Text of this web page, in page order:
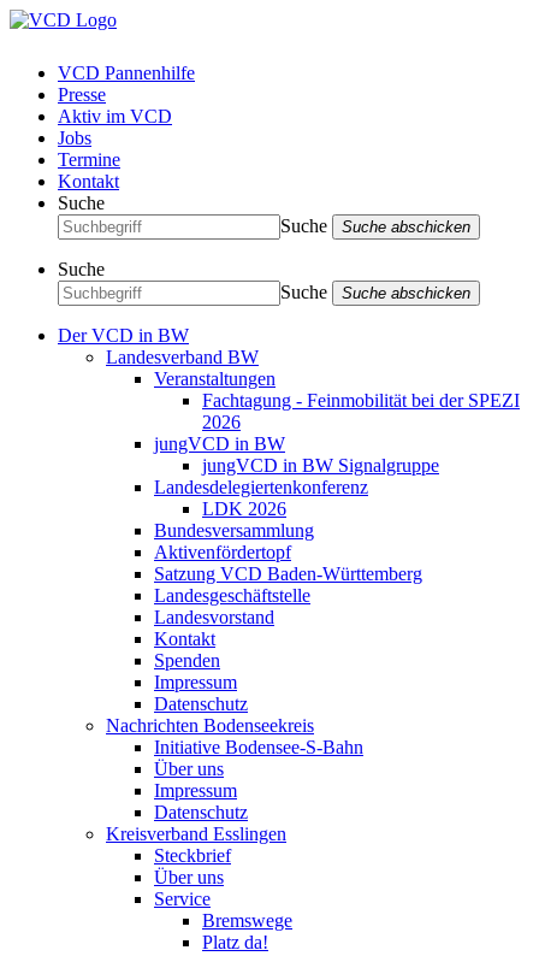
VCD Pannenhilfe
Presse
Aktiv im VCD
Jobs
Termine
Kontakt
Suche
Suche
Suche abschicken
Suche
Suche
Suche abschicken
Der VCD in BW
Landesverband BW
Veranstaltungen
Fachtagung - Feinmobilität bei der SPEZI
2026
jungVCD in BW
jungVCD in BW Signalgruppe
Landesdelegiertenkonferenz
LDK 2026
Bundesversammlung
Aktivenfördertopf
Satzung VCD Baden-Württemberg
Landesgeschäftstelle
Landesvorstand
Kontakt
Spenden
Impressum
Datenschutz
Nachrichten Bodenseekreis
Initiative Bodensee-S-Bahn
Über uns
Impressum
Datenschutz
Kreisverband Esslingen
Steckbrief
Über uns
Service
Bremswege
Platz da!